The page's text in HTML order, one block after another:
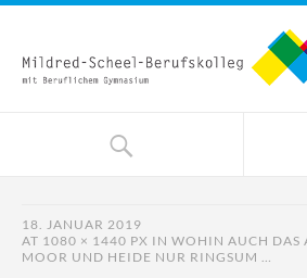
18. JANUAR 2019
AT 1080 × 1440 PX IN WOHIN AUCH DAS
MOOR UND HEIDE NUR RINGSUM …